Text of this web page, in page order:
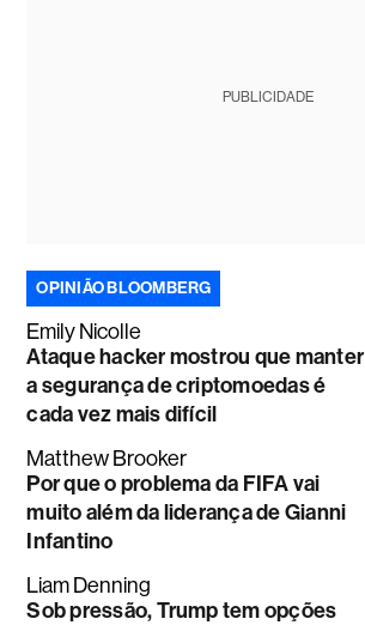
PUBLICIDADE
OPINIÃO BLOOMBERG
Emily Nicolle
Ataque hacker mostrou que manter
a segurança de criptomoedas é
cada vez mais difícil
Matthew Brooker
Por que o problema da FIFA vai
muito além da liderança de Gianni
Infantino
Liam Denning
Sob pressão, Trump tem opções